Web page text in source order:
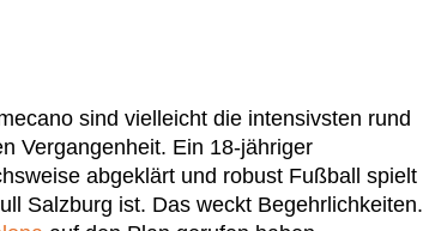
sind vielleicht die intensivsten rund
Vergangenheit. Ein 18-jähriger
abgeklärt und robust Fußball spielt
Salzburg ist. Das weckt Begehrlichkeiten.